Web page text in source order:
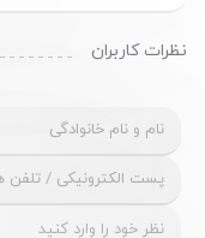
نظرات کاربران